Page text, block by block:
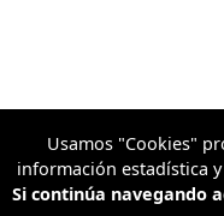
Usamos "Cookies"
información estadística
Si continúa navegando